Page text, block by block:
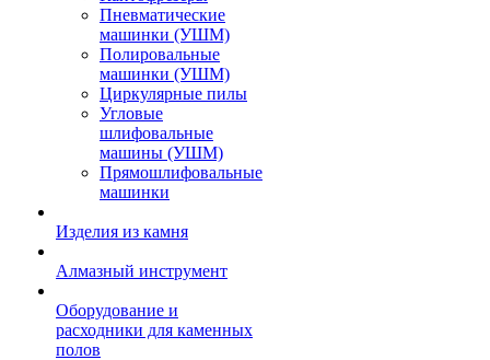
Пневматические
машинки (УШМ)
Полировальные
машинки (УШМ)
Циркулярные пилы
Угловые
шлифовальные
машины (УШМ)
Прямошлифовальные
машинки
Изделия из камня
Алмазный инструмент
Оборудование и
расходники для каменных
полов